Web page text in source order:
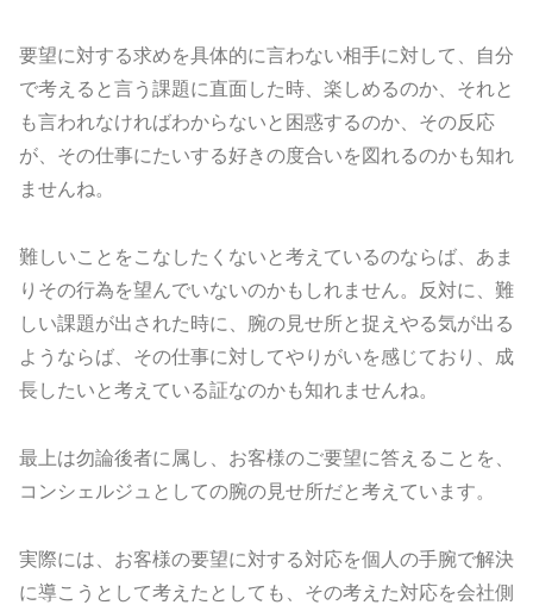
要望に対する求めを具体的に言わない相手に対して、自分
で考えると言う課題に直面した時、楽しめるのか、それと
も言われなければわからないと困惑するのか、その反応
が、その仕事にたいする好きの度合いを図れるのかも知れ
ませんね。
難しいことをこなしたくないと考えているのならば、あま
りその行為を望んでいないのかもしれません。反対に、難
しい課題が出された時に、腕の見せ所と捉えやる気が出る
ようならば、その仕事に対してやりがいを感じており、成
長したいと考えている証なのかも知れませんね。
最上は勿論後者に属し、お客様のご要望に答えることを、
コンシェルジュとしての腕の見せ所だと考えています。
実際には、お客様の要望に対する対応を個人の手腕で解決
に導こうとして考えたとしても、その考えた対応を会社側